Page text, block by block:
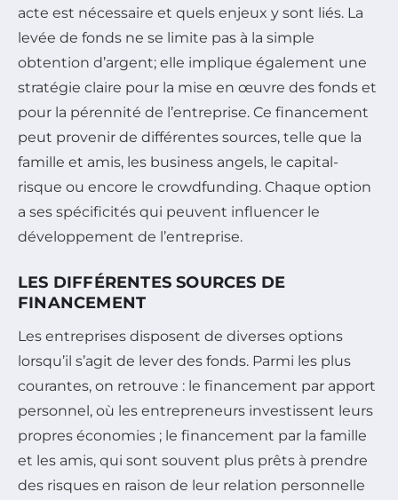
acte est nécessaire et quels enjeux y sont liés. La
levée de fonds ne se limite pas à la simple
obtention d’argent; elle implique également une
stratégie claire pour la mise en œuvre des fonds et
pour la pérennité de l’entreprise. Ce financement
peut provenir de différentes sources, telle que la
famille et amis, les business angels, le capital-
risque ou encore le crowdfunding. Chaque option
a ses spécificités qui peuvent influencer le
développement de l’entreprise.
LES DIFFÉRENTES SOURCES DE
FINANCEMENT
Les entreprises disposent de diverses options
lorsqu’il s’agit de lever des fonds. Parmi les plus
courantes, on retrouve : le financement par apport
personnel, où les entrepreneurs investissent leurs
propres économies ; le financement par la famille
et les amis, qui sont souvent plus prêts à prendre
des risques en raison de leur relation personnelle